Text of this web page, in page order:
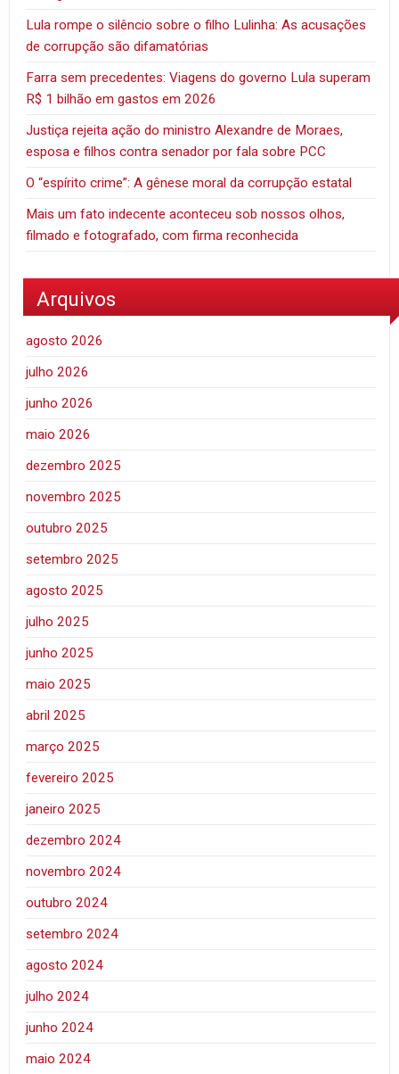
Lula rompe o silêncio sobre o filho Lulinha: As acusações
de corrupção são difamatórias
Farra sem precedentes: Viagens do governo Lula superam
R$ 1 bilhão em gastos em 2026
Justiça rejeita ação do ministro Alexandre de Moraes,
esposa e filhos contra senador por fala sobre PCC
O “espírito crime”: A gênese moral da corrupção estatal
Mais um fato indecente aconteceu sob nossos olhos,
filmado e fotografado, com firma reconhecida
Arquivos
agosto 2026
julho 2026
junho 2026
maio 2026
dezembro 2025
novembro 2025
outubro 2025
setembro 2025
agosto 2025
julho 2025
junho 2025
maio 2025
abril 2025
março 2025
fevereiro 2025
janeiro 2025
dezembro 2024
novembro 2024
outubro 2024
setembro 2024
agosto 2024
julho 2024
junho 2024
maio 2024